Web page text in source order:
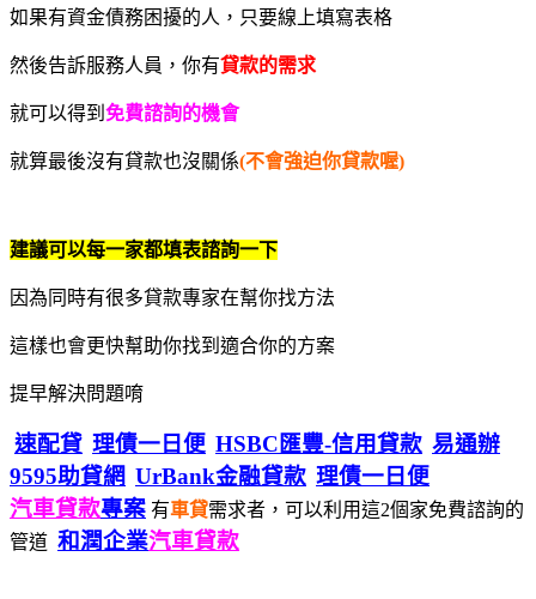
如果有資金債務困擾的人，只要線上填寫表格
然後告訴服務人員，你有貸款的需求
就可以得到 免費諮詢的機會
就算最後沒有貸款也沒關係(不會強迫你貸款喔)
建議可以每一家都填表諮詢一下
因為同時有很多貸款專家在幫你找方法
這樣也會更快幫助你找到適合你的方案
提早解決問題唷
速配貸 理債一日便 HSBC匯豐-信用貸款 易通辦
9595助貸網 UrBank金融貸款 理債一日便
汽車貸款專案 有車貸需求者，可以利用這2個家免費諮詢的
管道 和潤企業汽車貸款